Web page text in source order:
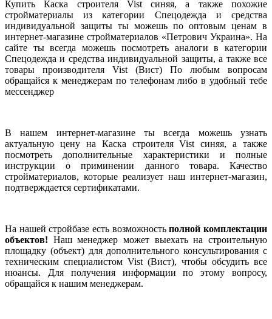
Купить Каска строителя Vist синяя, а также похожие
стройматериалы из категории Спецодежда и средства
индивидуальной защиты ты можешь по оптовым ценам в
интернет-магазине стройматериалов «Петрович Украина». На
сайте ты всегда можешь посмотреть аналоги в категории
Спецодежда и средства индивидуальной защиты, а также все
товары производителя Vist (Вист) По любым вопросам
обращайся к менеджерам по телефонам либо в удобный тебе
мессенджер
В нашем интернет-магазине ты всегда можешь узнать
актуальную цену на Каска строителя Vist синяя, а также
посмотреть дополнительные характеристики и полные
инструкции о приминении данного товара. Качество
стройматериалов, которые реализует наш интернет-магазин,
подтверждается сертификатами.
На нашей стройбазе есть возможностьполной комплектации
объектов! Наш менеджер может выехать на строительную
площадку (объект) для дополнительного консультирования с
техническим специалистом Vist (Вист), чтобы обсудить все
нюансы. Для получения информации по этому вопросу,
обращайся к нашим менеджерам.